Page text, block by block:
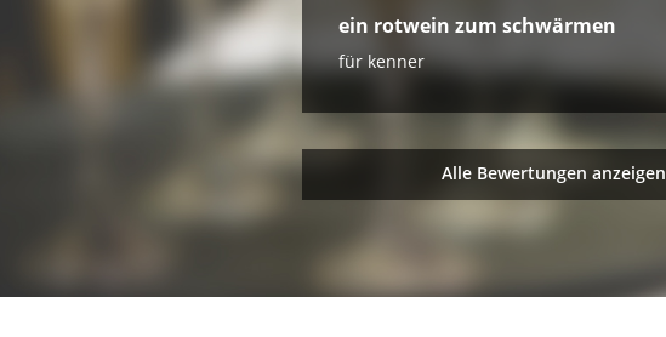
ein rotwein zum schwärmen
für kenner
Alle Bewertungen anzeigen